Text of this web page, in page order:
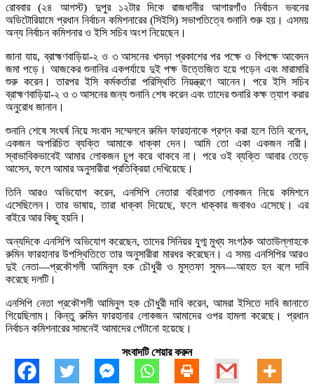
রোববার (২৪ আগস্ট) দুপুর ১২টার দিকে রাজধানীর আগারগাঁও নির্বাচন ভবনের
অডিটোরিয়ামে প্রধান নির্বাচন কমিশনারের (সিইসি) সভাপতিত্বে শুনানি শুরু হয়। এসময়
অন্য নির্বাচন কমিশনার ও ইসি সচিব অংশ নিয়েছেন।
জানা যায়, ব্রাহ্মণবাড়িয়া-২ ও ৩ আসনের খসড়া প্রকাশের পর পক্ষে ও বিপক্ষে আবেদন
জমা পড়ে। আজকের শুনানির একপর্যায়ে দুই পক্ষ উত্তেজিত হয়ে পড়েন এবং মারামারি
শুরু করেন। তারপর ইসি কর্মকর্তারা পরিস্থিতি নিয়ন্ত্রণে আনেন। পরে ইসি সচিব
ব্রাহ্মণবাড়িয়া-২ ও ৩ আসনের জন্য শুনানি শেষ করেন এবং তাদের শুনারি কক্ষ ত্যাগ করার
অনুরোধ জানান।
শুনানি শেষে সংঘর্ষ নিয়ে সংবাদ সম্মেলনে রুমিন ফারহানাকে প্রশ্ন করা হলে তিনি বলেন,
একজন অপরিচিত ব্যক্তি আমাকে ধাক্কা দেন। আমি তো একা একজন নারী।
স্বাভাবিকভাবেই আমার লোকজন চুপ করে থাকবে না। পরে ওই ব্যক্তি আবার তেড়ে
আসেন, ফলে আমার অনুসারীরা প্রতিক্রিয়া দেখিয়েছে।
তিনি আরও অভিযোগ করেন, এনসিপি নেতারা বহিরাগত লোকজন নিয়ে কমিশনে
এসেছিলেন। তার ভাষায়, তারা ধাক্কা দিয়েছে, ফলে ধাক্কার জবাবও এসেছে। এর
বাইরে আর কিছু হয়নি।
অন্যদিকে এনসিপি অভিযোগ করেছেন, তাদের সিনিয়র যুগ্ম মুখ্য সংগঠক আতাউল্লাহকে
রুমিন ফারহানার উপস্থিতিতে তার অনুসারীরা মারধর করেছেন। এ সময় এনসিপির আরও
দুই নেতা—প্রকৌশলী আমিনুল হক চৌধুরী ও মুস্তফা সুমন—আহত হন বলে দাবি
করেছে দলটি।
এনসিপি নেতা প্রকৌশলী আমিনুল হক চৌধুরী দাবি করেন, আমরা ইসিতে দাবি জানাতে
গিয়েছিলাম। কিন্তু রুমিন ফারহানার লোকজন আমাদের ওপর হামলা করেছে। প্রধান
নির্বাচন কমিশনারের সামনেই আমাদের পেটানো হয়েছে।
সংবাদটি শেয়ার করুন